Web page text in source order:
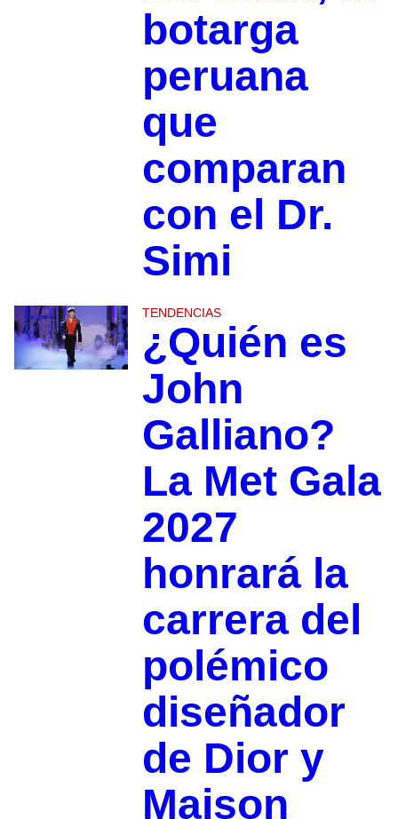
botarga
peruana
que
comparan
con el Dr.
Simi
TENDENCIAS
¿Quién es
John
Galliano?
La Met Gala
2027
honrará la
carrera del
polémico
diseñador
de Dior y
Maison